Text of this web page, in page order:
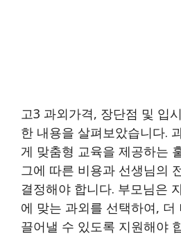
고3 과외가격, 장단점 및 입
한 내용을 살펴보았습니다.
게 맞춤형 교육을 제공하는
그에 따른 비용과 선생님의
결정해야 합니다. 부모님은
에 맞는 과외를 선택하여, 더
끌어낼 수 있도록 지원해야